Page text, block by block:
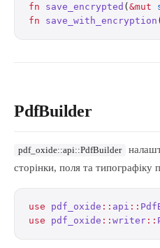
fn save_encrypted ( &mut
fn save_with_encryption (
PdfBuilder
pdf_oxide::api::PdfBuilder
сторінки, поля та типографіку
use pdf_oxide :: api ::
use pdf_oxide :: writer ::